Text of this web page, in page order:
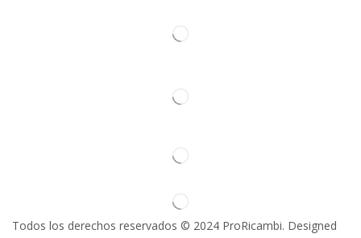
Todos los derechos reservados © 2024 ProRicambi. Designed